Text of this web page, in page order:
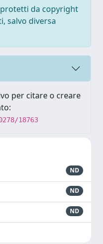
protetti da copyright
salvo diversa
per citare o creare
18763
ND
ND
ND